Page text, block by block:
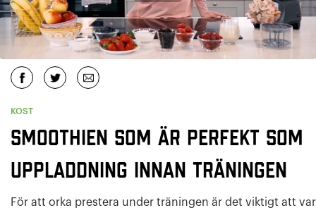
KOST
Smoothien som är perfekt som
uppladdning innan träningen
För att orka prestera under träningen är det viktigt att